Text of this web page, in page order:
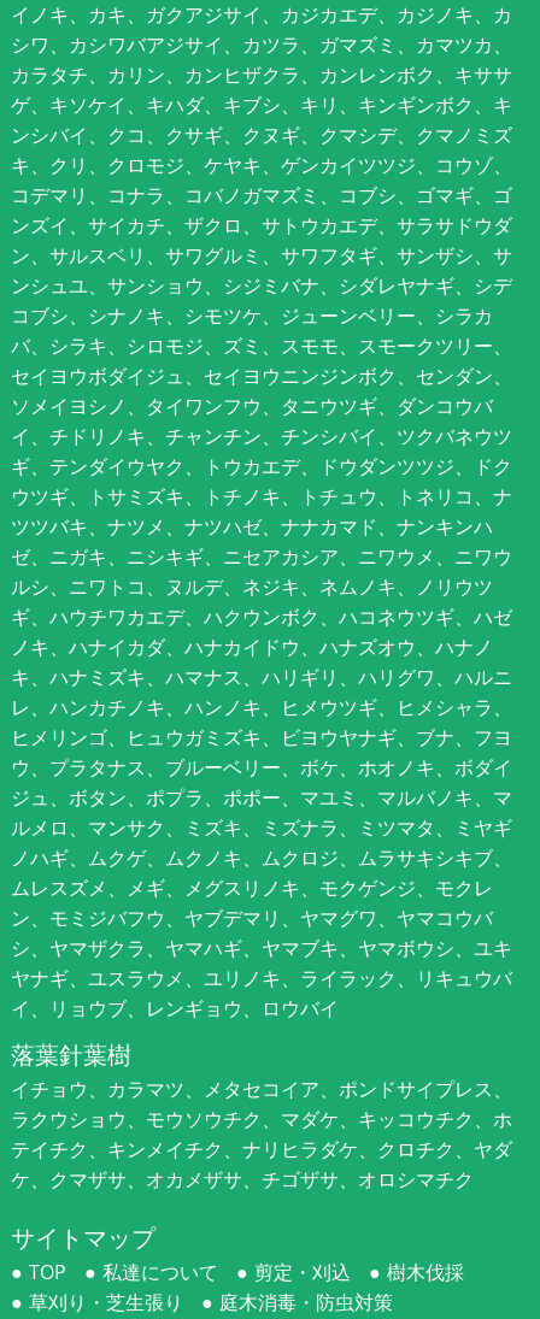
イノキ、カキ、ガクアジサイ、カジカエデ、カジノキ、カ
シワ、カシワバアジサイ、カツラ、ガマズミ、カマツカ、
カラタチ、カリン、カンヒザクラ、カンレンボク、キササ
ゲ、キソケイ、キハダ、キブシ、キリ、キンギンボク、キ
ンシバイ、クコ、クサギ、クヌギ、クマシデ、クマノミズ
キ、クリ、クロモジ、ケヤキ、ゲンカイツツジ、コウゾ、
コデマリ、コナラ、コバノガマズミ、コブシ、ゴマギ、ゴ
ンズイ、サイカチ、ザクロ、サトウカエデ、サラサドウダ
ン、サルスベリ、サワグルミ、サワフタギ、サンザシ、サ
ンシュユ、サンショウ、シジミバナ、シダレヤナギ、シデ
コブシ、シナノキ、シモツケ、ジューンベリー、シラカ
バ、シラキ、シロモジ、ズミ、スモモ、スモークツリー、
セイヨウボダイジュ、セイヨウニンジンボク、センダン、
ソメイヨシノ、タイワンフウ、タニウツギ、ダンコウバ
イ、チドリノキ、チャンチン、チンシバイ、ツクバネウツ
ギ、テンダイウヤク、トウカエデ、ドウダンツツジ、ドク
ウツギ、トサミズキ、トチノキ、トチュウ、トネリコ、ナ
ツツバキ、ナツメ、ナツハゼ、ナナカマド、ナンキンハ
ゼ、ニガキ、ニシキギ、ニセアカシア、ニワウメ、ニワウ
ルシ、ニワトコ、ヌルデ、ネジキ、ネムノキ、ノリウツ
ギ、ハウチワカエデ、ハクウンボク、ハコネウツギ、ハゼ
ノキ、ハナイカダ、ハナカイドウ、ハナズオウ、ハナノ
キ、ハナミズキ、ハマナス、ハリギリ、ハリグワ、ハルニ
レ、ハンカチノキ、ハンノキ、ヒメウツギ、ヒメシャラ、
ヒメリンゴ、ヒュウガミズキ、ビヨウヤナギ、ブナ、フヨ
ウ、プラタナス、ブルーベリー、ボケ、ホオノキ、ボダイ
ジュ、ボタン、ポプラ、ポポー、マユミ、マルバノキ、マ
ルメロ、マンサク、ミズキ、ミズナラ、ミツマタ、ミヤギ
ノハギ、ムクゲ、ムクノキ、ムクロジ、ムラサキシキブ、
ムレスズメ、メギ、メグスリノキ、モクゲンジ、モクレ
ン、モミジバフウ、ヤブデマリ、ヤマグワ、ヤマコウバ
シ、ヤマザクラ、ヤマハギ、ヤマブキ、ヤマボウシ、ユキ
ヤナギ、ユスラウメ、ユリノキ、ライラック、リキュウバ
イ、リョウブ、レンギョウ、ロウバイ
落葉針葉樹
イチョウ、カラマツ、メタセコイア、ポンドサイプレス、
ラクウショウ、モウソウチク、マダケ、キッコウチク、ホ
テイチク、キンメイチク、ナリヒラダケ、クロチク、ヤダ
ケ、クマザサ、オカメザサ、チゴザサ、オロシマチク
サイトマップ
TOP 私達について 剪定・刈込
樹木伐採
草刈り・芝生張り
庭木消毒・防虫対策